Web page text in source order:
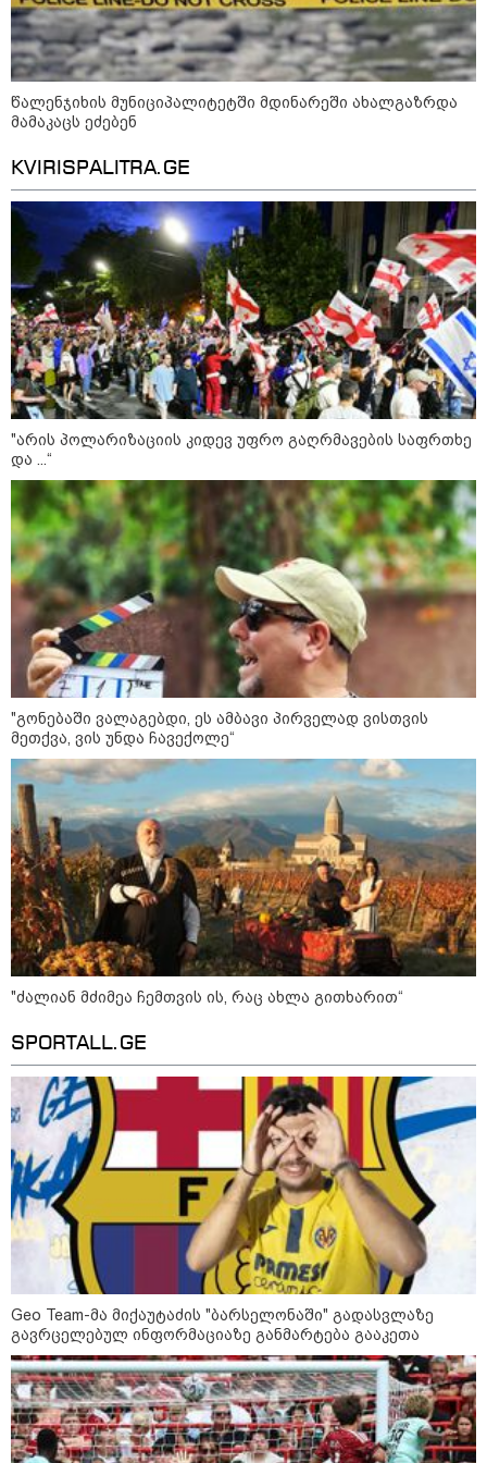
ხანძარი - რუსეთმა კიევზე
იერიში ბალისტიკური
რაკეტებით მიიტანა
14:13 / 04-08-2026
კატეგორიის ყველა სიახლე
10
აგვისტო
დღის ზოგადი
ასტროლოგიური
პროგნოზი
დადგომამდე
ფული ამ ზოდიაქოს ნიშნების
ხელში აღმოჩნდება: ვინ
გამდიდრდება?
როგორ ჩავიცვათ 40 წლის
შემდეგ: მილიონერების
სტილისტის 8 ოქროს წესი და
აუცილებელი სამოსი
წალენჯიხის მუნიციპალიტეტში მდინარეში ახალგაზრდა
მამაკაცს ეძებენ
KVIRISPALITRA.GE
"არის პოლარიზაციის კიდევ უფრო გაღრმავების საფრთხე
და ...“
"გონებაში ვალაგებდი, ეს ამბავი პირველად ვისთვის
მეთქვა, ვის უნდა ჩავექოლე“
"ძალიან მძიმეა ჩემთვის ის, რაც ახლა გითხარით“
SPORTALL.GE
Geo Team-მა მიქაუტაძის "ბარსელონაში" გადასვლაზე
გავრცელებულ ინფორმაციაზე განმარტება გააკეთა